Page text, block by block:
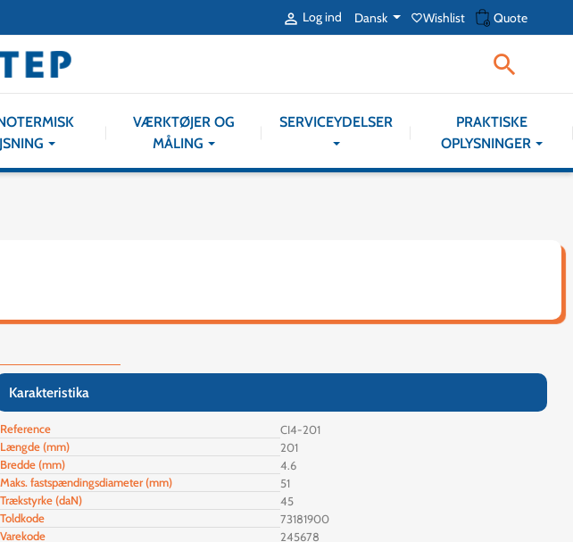
 Log ind Dansk favorite_borderWishlist shopping_cart Quote

VÆRKTØJER OG
MÅLING
SERVICEYDELSER
PRAKTISKE
OPLYSNINGER
Karakteristika
Reference
CI4-201
Længde (mm)
201
Bredde (mm)
4.6
Maks. fastspændingsdiameter (mm)
51
Trækstyrke (daN)
45
Toldkode
73181900
Varekode
245678